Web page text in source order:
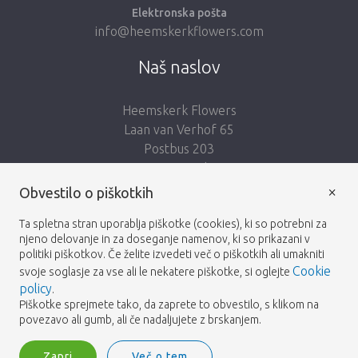
Elektronska pošta
info@heemskerkflowers.com
Naš naslov
Heemskerk Flowers
Laan van Verhof 65
Postbus 203
2230 AE Rijnsburg
Netherlands
Sledi nam:
© 2026 -Heemskerk Flowers Pogoji Politika zasebnosti
Obvestilo o piškotkih
Ta spletna stran uporablja piškotke (cookies), ki so potrebni za
njeno delovanje in za doseganje namenov, ki so prikazani v
politiki piškotkov. Če želite izvedeti več o piškotkih ali umakniti
svoje soglasje za vse ali le nekatere piškotke, si oglejte Cookie
policy.
Piškotke sprejmete tako, da zaprete to obvestilo, s klikom na
povezavo ali gumb, ali če nadaljujete z brskanjem.
×